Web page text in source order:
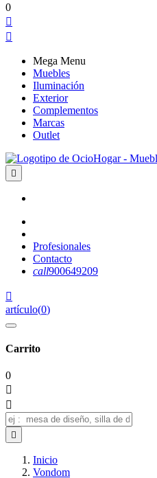
0


Mega Menu
Muebles
Iluminación
Exterior
Complementos
Marcas
Outlet

Profesionales
Contacto
call900649209

artículo(0)
Carrito
0



Inicio
Vondom